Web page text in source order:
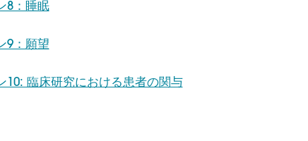
8：睡眠
9：願望
10: 臨床研究における患者の関与